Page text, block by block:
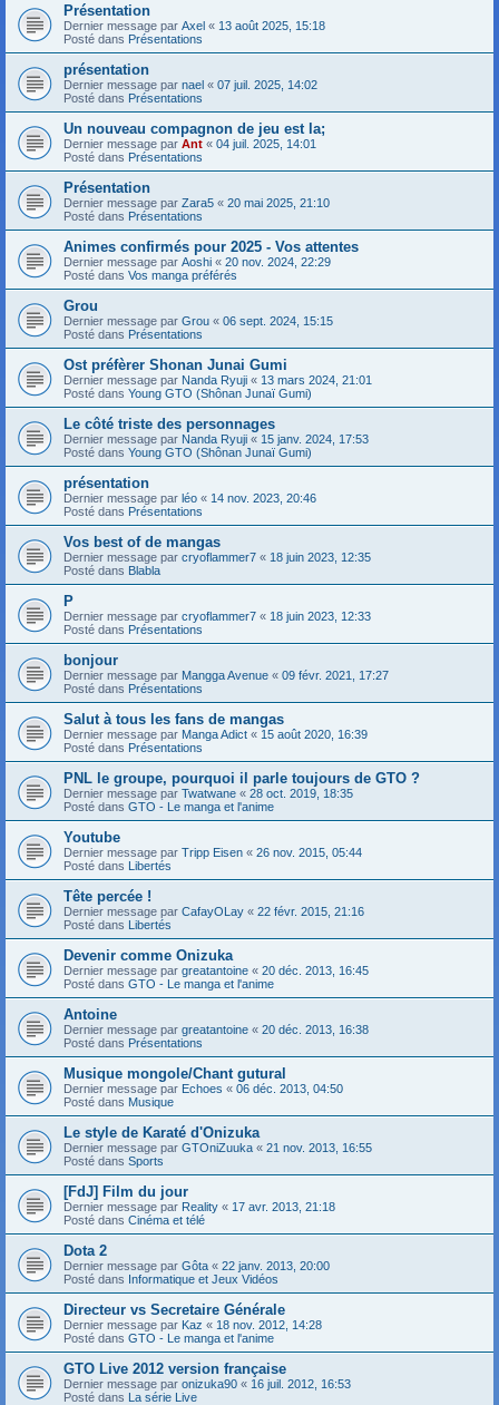
Présentation
Dernier message par Axel « 13 août 2025, 15:18
Posté dans Présentations
présentation
Dernier message par nael « 07 juil. 2025, 14:02
Posté dans Présentations
Un nouveau compagnon de jeu est la;
Dernier message par Ant « 04 juil. 2025, 14:01
Posté dans Présentations
Présentation
Dernier message par Zara5 « 20 mai 2025, 21:10
Posté dans Présentations
Animes confirmés pour 2025 - Vos attentes
Dernier message par Aoshi « 20 nov. 2024, 22:29
Posté dans Vos manga préférés
Grou
Dernier message par Grou « 06 sept. 2024, 15:15
Posté dans Présentations
Ost préfèrer Shonan Junai Gumi
Dernier message par Nanda Ryuji « 13 mars 2024, 21:01
Posté dans Young GTO (Shônan Junaï Gumi)
Le côté triste des personnages
Dernier message par Nanda Ryuji « 15 janv. 2024, 17:53
Posté dans Young GTO (Shônan Junaï Gumi)
présentation
Dernier message par léo « 14 nov. 2023, 20:46
Posté dans Présentations
Vos best of de mangas
Dernier message par cryoflammer7 « 18 juin 2023, 12:35
Posté dans Blabla
P
Dernier message par cryoflammer7 « 18 juin 2023, 12:33
Posté dans Présentations
bonjour
Dernier message par Mangga Avenue « 09 févr. 2021, 17:27
Posté dans Présentations
Salut à tous les fans de mangas
Dernier message par Manga Adict « 15 août 2020, 16:39
Posté dans Présentations
PNL le groupe, pourquoi il parle toujours de GTO ?
Dernier message par Twatwane « 28 oct. 2019, 18:35
Posté dans GTO - Le manga et l'anime
Youtube
Dernier message par Tripp Eisen « 26 nov. 2015, 05:44
Posté dans Libertés
Tête percée !
Dernier message par CafayOLay « 22 févr. 2015, 21:16
Posté dans Libertés
Devenir comme Onizuka
Dernier message par greatantoine « 20 déc. 2013, 16:45
Posté dans GTO - Le manga et l'anime
Antoine
Dernier message par greatantoine « 20 déc. 2013, 16:38
Posté dans Présentations
Musique mongole/Chant gutural
Dernier message par Echoes « 06 déc. 2013, 04:50
Posté dans Musique
Le style de Karaté d'Onizuka
Dernier message par GTOniZuuka « 21 nov. 2013, 16:55
Posté dans Sports
[FdJ] Film du jour
Dernier message par Reality « 17 avr. 2013, 21:18
Posté dans Cinéma et télé
Dota 2
Dernier message par Gôta « 22 janv. 2013, 20:00
Posté dans Informatique et Jeux Vidéos
Directeur vs Secretaire Générale
Dernier message par Kaz « 18 nov. 2012, 14:28
Posté dans GTO - Le manga et l'anime
GTO Live 2012 version française
Dernier message par onizuka90 « 16 juil. 2012, 16:53
Posté dans La série Live